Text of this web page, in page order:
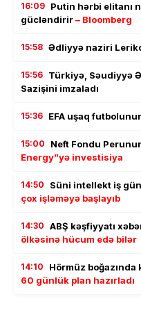
16:09 Putin hərbi elitanı
gücləndirir– Bloomberg
15:58 Ədliyyə naziri
15:56 Türkiyə, Səudiyyə
Sazişini imzaladı
15:36 EFA uşaq
15:00 Neft Fondu
Energy”yə investisiya
14:50 Süni intellekt iş
çox işləməyə başlayıb
14:30 ABŞ kəşfiyyatı
ölkəsinə hücum edə bilər
14:10 Hörmüz boğazında
60 günlük plan hazırladı